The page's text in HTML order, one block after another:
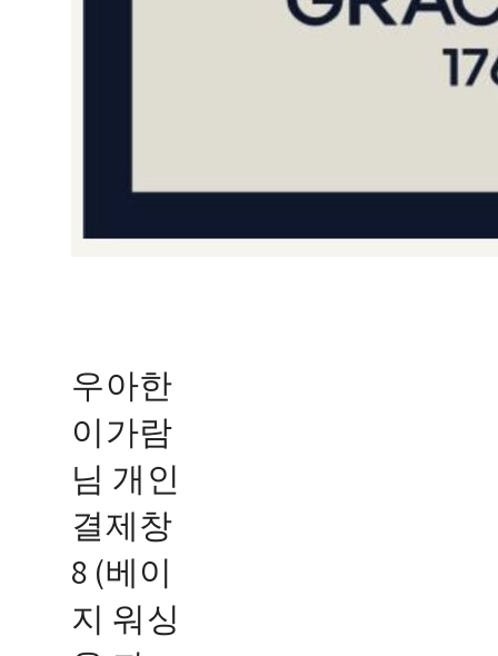
우아한
이가람
님 개인
결제창
8 (베이
지 워싱